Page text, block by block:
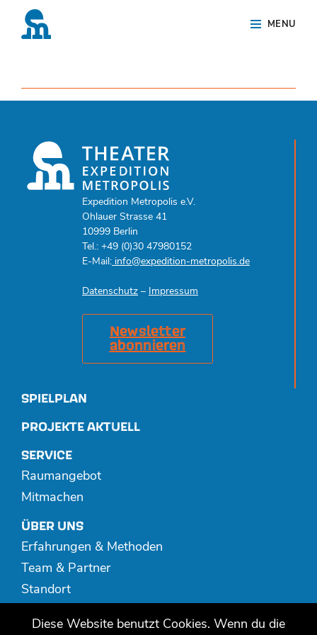
MENU
Overlay
Expedition Metropolis e.V.
Ohlauer Strasse 41
10999 Berlin
Tel.: +49 (0)30 47980152
E-Mail: info@expedition-metropolis.de
Datenschutz – Impressum
Newsletter
abonnieren
SPIELPLAN
PROJEKTE AKTUELL
SERVICE
Raumangebot
Mitmachen
ÜBER UNS
Erfahrungen & Methoden
Team & Partner
Standort
Diese Website benutzt Cookies. Wenn du die